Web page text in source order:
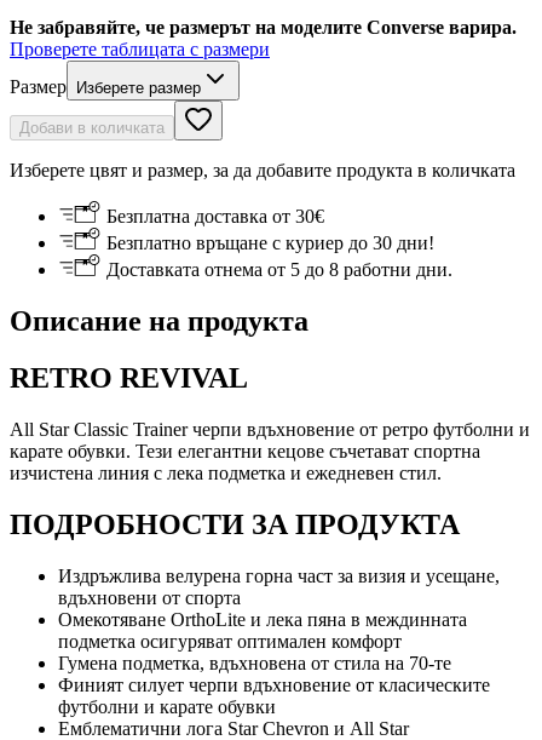
Не забравяйте, че размерът на моделите Converse варира.
Проверете таблицата с размери
Размер
Изберете размер
Добави в количката
Изберете цвят и размер, за да добавите продукта в количката
Безплатна доставка от 30€
Безплатно връщане с куриер до 30 дни!
Доставката отнема от 5 до 8 работни дни.
Описание на продукта
RETRO REVIVAL
All Star Classic Trainer черпи вдъхновение от ретро футболни и
карате обувки. Тези елегантни кецове съчетават спортна
изчистена линия с лека подметка и ежедневен стил.
ПОДРОБНОСТИ ЗА ПРОДУКТА
Издръжлива велурена горна част за визия и усещане,
вдъхновени от спорта
Омекотяване OrthoLite и лека пяна в междинната
подметка осигуряват оптимален комфорт
Гумена подметка, вдъхновена от стила на 70-те
Финият силует черпи вдъхновение от класическите
футболни и карате обувки
Емблематични лога Star Chevron и All Star